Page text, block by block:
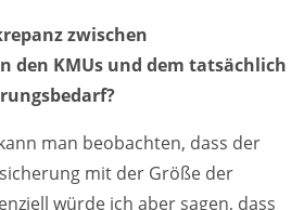
zwischen
den KMUs und dem tatsächlich
man beobachten, dass der
mit der Größe der
würde ich aber sagen, dass